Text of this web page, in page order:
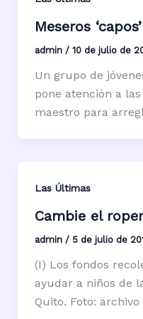
Meseros
admin / 10 de julio de
Un grupo de
pone atención a
maestro para
Las Últimas
Cambie el
admin / 5 de julio de
(I) Los fondos
ayudar a niños de
Quito. Foto: